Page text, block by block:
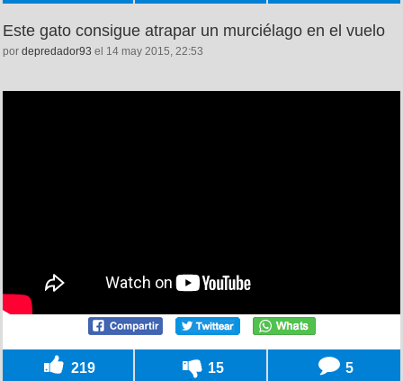
Este gato consigue atrapar un murciélago en el vuelo
por depredador93 el 14 may 2015, 22:53
219 15 5